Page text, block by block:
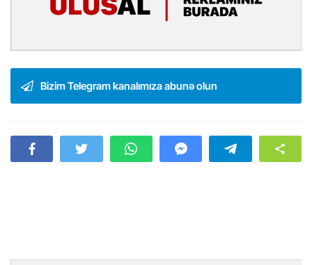
Bizim Telegram kanalımıza abunə olun